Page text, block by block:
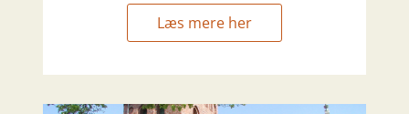
Læs mere her